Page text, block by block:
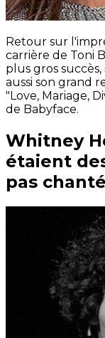
Retour sur
carrière de Toni
plus gros succès,
aussi son grand
"Love, Mariage,
de Babyface.
Whitney
étaient
pas